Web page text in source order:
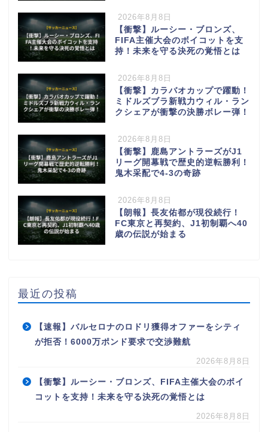
2026年8月8日
【衝撃】ルーシー・ブロンズ、
FIFA主催大会のボイコットを支
持！未来を守る決死の覚悟とは
2026年8月8日
【衝撃】カラバオカップで躍動！
ミドルズブラ新戦力ウィル・ラン
クシェアが衝撃の決勝ボレー弾！
2026年8月8日
【衝撃】鹿島アントラーズがJ1
リーグ開幕戦で歴史的逆転勝利！
鬼木采配で4-3の奇跡
2026年8月8日
【朗報】長友佑都が現役続行！
FC東京と再契約、J1初制覇へ40
歳の伝説が始まる
最近の投稿
【速報】バルセロナのロドリ獲得オファーをシティ
が拒否！6000万ポンド要求で交渉難航
2026年8月8日
【衝撃】ルーシー・ブロンズ、FIFA主催大会のボイ
コットを支持！未来を守る決死の覚悟とは
2026年8月8日